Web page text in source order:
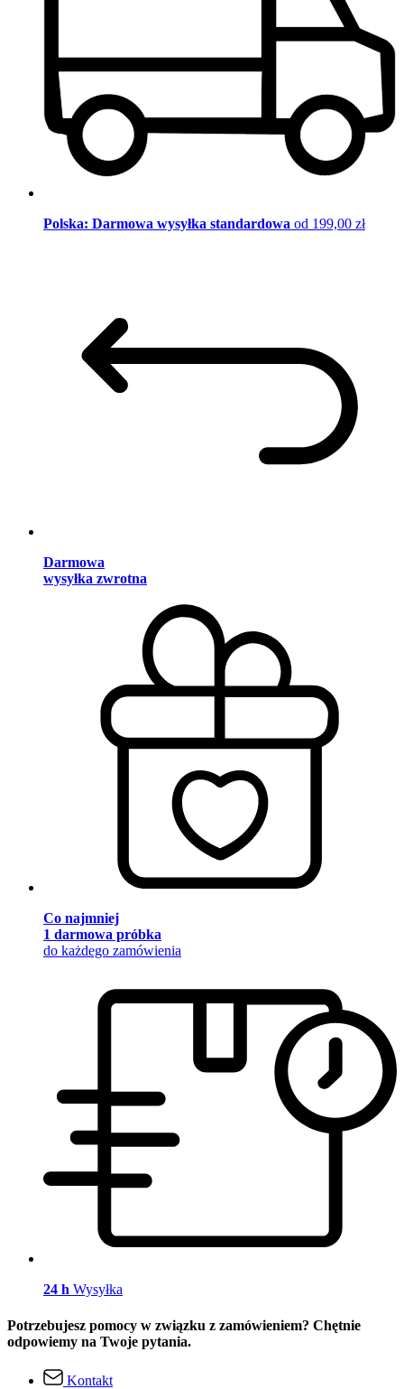
Polska: Darmowa wysyłka standardowa od 199,00 zł
Darmowa
wysyłka zwrotna
Co najmniej
1 darmowa próbka
do każdego zamówienia
24 h Wysyłka
Potrzebujesz pomocy w związku z zamówieniem? Chętnie
odpowiemy na Twoje pytania.
Kontakt